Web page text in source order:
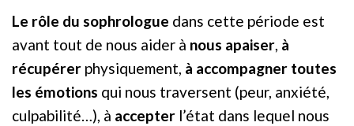
Le rôle du sophrologue dans cette période est
avant tout de nous aider à nous apaiser, à
récupérer physiquement, à accompagner toutes
les émotions qui nous traversent (peur, anxiété,
culpabilité…), à accepter l’état dans lequel nous